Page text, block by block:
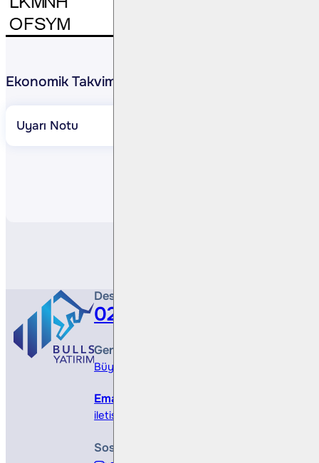
Ekonomik Takvim
Uyarı Notu
Destek Hattı
0212 410 0500
Genel Müdürlük
Büyükdere Cad. No 173, 1. Levent Plaza, B
Email
iletisim@bullsyatirim.com
Sosyal Medya